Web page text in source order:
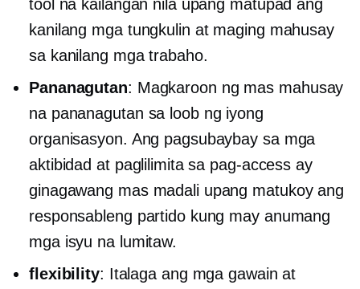
tool na kailangan nila upang matupad ang
kanilang mga tungkulin at maging mahusay
sa kanilang mga trabaho.
Pananagutan: Magkaroon ng mas mahusay
na pananagutan sa loob ng iyong
organisasyon. Ang pagsubaybay sa mga
aktibidad at paglilimita sa pag-access ay
ginagawang mas madali upang matukoy ang
responsableng partido kung may anumang
mga isyu na lumitaw.
flexibility: Italaga ang mga gawain at